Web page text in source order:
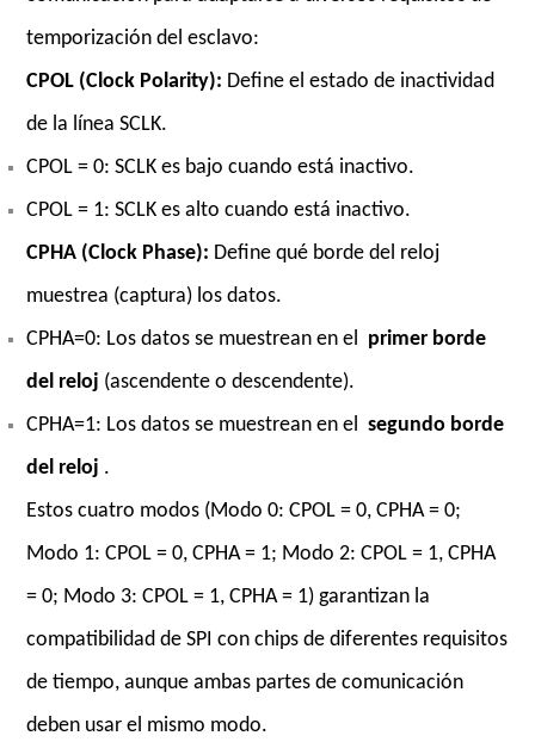
temporización del esclavo:
CPOL (Clock Polarity): Define el estado de inactividad
de la línea SCLK.
CPOL = 0: SCLK es bajo cuando está inactivo.
CPOL = 1: SCLK es alto cuando está inactivo.
CPHA (Clock Phase): Define qué borde del reloj
muestrea (captura) los datos.
CPHA=0: Los datos se muestrean en el primer borde
del reloj (ascendente o descendente).
CPHA=1: Los datos se muestrean en elsegundo borde
del reloj .
Estos cuatro modos (Modo 0: CPOL = 0, CPHA = 0;
Modo 1: CPOL = 0, CPHA = 1; Modo 2: CPOL = 1, CPHA
= 0; Modo 3: CPOL = 1, CPHA = 1) garantizan la
compatibilidad de SPI con chips de diferentes requisitos
de tiempo, aunque ambas partes de comunicación
deben usar el mismo modo.